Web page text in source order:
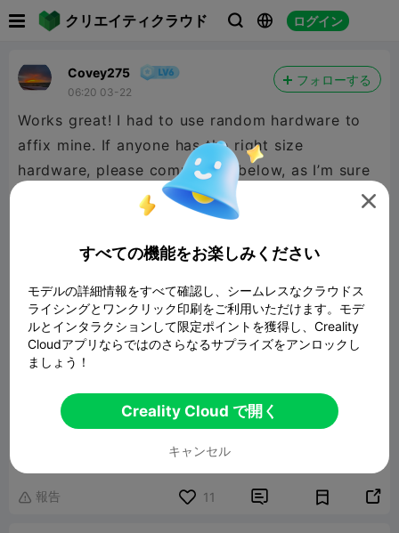
クリエイティクラウド   ログイン
Covey275
06:20 03-22
フォローする
Works great! I had to use random hardware to
affix mine. If anyone has the right size
hardware, please comment it below, as I’m sure
it would help others out in the future.
K2 CFS Riser
関連3Dモデル
 報告 11  

すべての機能をお楽しみください
モデルの詳細情報をすべて確認し、シームレスなクラウドス
ライシングとワンクリック印刷をご利用いただけます。モデ
ルとインタラクションして限定ポイントを獲得し、Creality
Cloudアプリならではのさらなるサプライズをアンロックし
ましょう！
Creality Cloud で開く
キャンセル